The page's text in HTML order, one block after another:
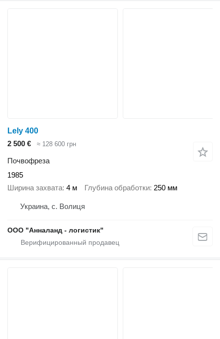
Lely 400
2 500 €
≈ 128 600 грн
Почвофреза
1985
Ширина захвата 4 м Глубина обработки 250 мм
Украина, с. Волиця
ООО "Анналанд - логистик"